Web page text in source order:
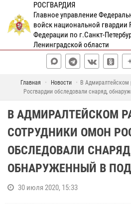
РОСГВАРДИЯ
Главное управление
войск национальной гвардии
Федерации по г.Санкт-
Ленинградской области
Главная Новости
В Адмиралтейском
Росгвардии обследовали снаряд,
В АДМИРАЛТЕЙСКОМ
СОТРУДНИКИ ОМОН
ОБСЛЕДОВАЛИ
ОБНАРУЖЕННЫЙ В
30 июля 2020, 15:33